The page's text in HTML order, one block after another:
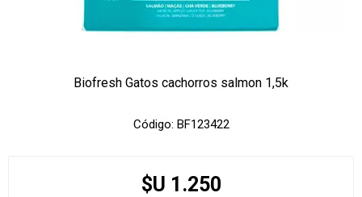
Biofresh Gatos cachorros salmon 1,5k
Código: BF123422
$U 1.250